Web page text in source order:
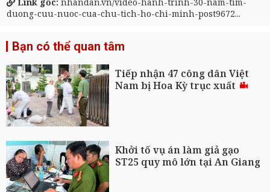
Link gốc: nhandan.vn/video-hanh-trinh-30-nam-tim-
duong-cuu-nuoc-cua-chu-tich-ho-chi-minh-post9672...
Bạn có thể quan tâm
Tiếp nhận 47 công dân Việt
Nam bị Hoa Kỳ trục xuất
Khởi tố vụ án làm giả gạo
ST25 quy mô lớn tại An Giang